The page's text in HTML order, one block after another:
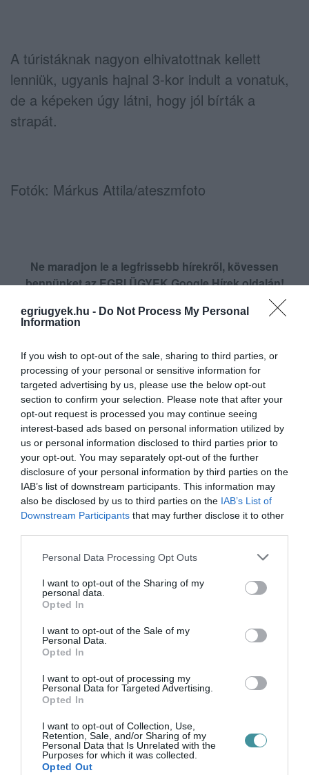
egriugyek.hu - Do Not Process My Personal
Information
If you wish to opt-out of the sale, sharing to third parties, or
processing of your personal or sensitive information for
targeted advertising by us, please use the below opt-out
section to confirm your selection. Please note that after your
opt-out request is processed you may continue seeing
interest-based ads based on personal information utilized by
us or personal information disclosed to third parties prior to
your opt-out. You may separately opt-out of the further
disclosure of your personal information by third parties on the
IAB’s list of downstream participants. This information may
also be disclosed by us to third parties on the IAB’s List of
Downstream Participants that may further disclose it to other
Please note that this website/app uses one or more Google
not limited to your visit or usage behaviour. You may click to
grant or deny consent to Google and its third-party tags to
use your data for below specified purposes in below Google
consent section.
Personal Data Processing Opt Outs
I want to opt-out of the Sharing of my
personal data.
Opted In
I want to opt-out of the Sale of my
Personal Data.
Opted In
I want to opt-out of processing my
Personal Data for Targeted Advertising.
Opted In
I want to opt-out of Collection, Use,
Retention, Sale, and/or Sharing of my
Personal Data that Is Unrelated with the
Purposes for which it was collected.
Opted Out
A túristáknak nagyon elhivatottnak kellett
lenniük, ugyanis hajnal 3-kor indult a vonatuk,
de a képeken úgy látni, hogy jól bírták a
strapát.
Fotók: Márkus Attila/ateszmfoto
Ne maradjon le a legfrissebb hírekről, kövessen
bennünket az EGRI ÜGYEK Google Hírek oldalán!
VISSZA A FŐOLDALRA
Legfrissebb híreink
35 PERCES TANÓRÁK ÉS KEVESEBB HÁZI
FELADAT JÖHET AZ ALSÓ ...
BAKA ANDRÁST JELÖLI KÖZTÁRSASÁGI
ÚJ MAGYAR KÜLÜGYI STRATÉGIA KÉSZÜL,
TELJES SZAKÍTÁS JÖN A...
TATA ELBŰVÖLŐ LÁTVÁNYOSSÁGAI,